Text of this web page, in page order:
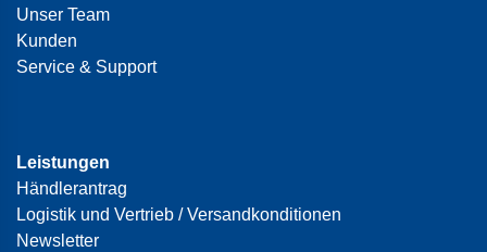
Unser Team
Kunden
Service & Support
Leistungen
Händlerantrag
Logistik und Vertrieb / Versandkonditionen
Newsletter